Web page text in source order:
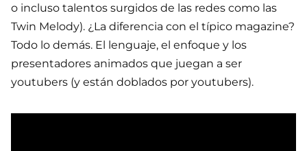
o incluso talentos surgidos de las redes como las
Twin Melody). ¿La diferencia con el típico magazine?
Todo lo demás. El lenguaje, el enfoque y los
presentadores animados que juegan a ser
youtubers (y están doblados por youtubers).